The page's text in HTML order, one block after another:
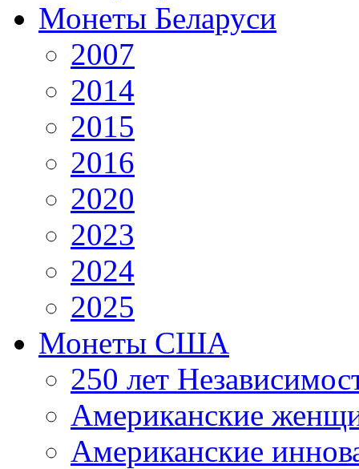
Монеты Беларуси
2007
2014
2015
2016
2020
2023
2024
2025
Монеты США
250 лет
Американские
Американские